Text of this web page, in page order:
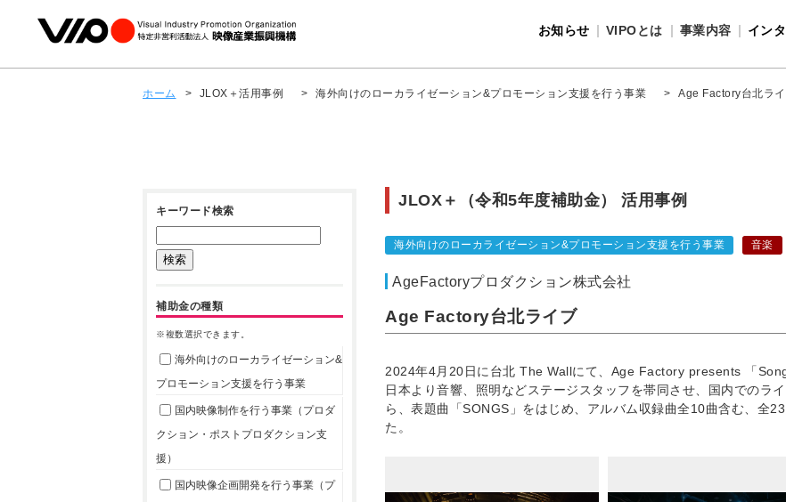
お知らせ VIPOとは
VIPOとは
事業内容
イン
ホーム > JLOX＋活用事例 > 海外向けのローカライゼーション&プロモーション支援を行う事業 > Age Factory台北ラ
JLOX＋（令和5年度補助金） 活用事例
海外向けのローカライゼーション&プロモーション支援を行う事業 音楽
AgeFactoryプロダクション株式会社
Age Factory台北ライブ
2024年4月20日に台北 The Wallにて、Age Factory presents 「
日本より音響、照明などステージスタッフを帯同させ、国内でのラ
ら、表題曲「SONGS」をはじめ、アルバム収録曲全10曲含む、全
た。
キーワード検索
補助金の種類
※複数選択できます。
海外向けのローカライゼーション&
プロモーション支援を行う事業
国内映像制作を行う事業（プロダ
クション・ポストプロダクション支
援）
国内映像企画開発を行う事業（プ